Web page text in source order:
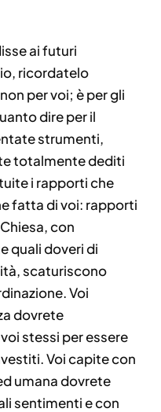
ai futuri
ricordatelo
per voi; è per gli
dire per il
strumenti,
totalmente dediti
i rapporti che
fatta di voi: rapporti
con
quali doveri di
scaturiscono
Voi
dovrete
stessi per essere
Voi capite con
umana dovrete
sentimenti e con